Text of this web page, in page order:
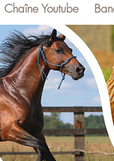
Chaîne Youtube